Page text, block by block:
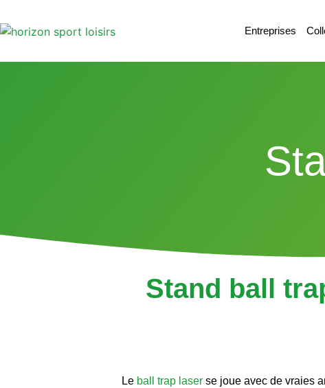
Entreprises
Stand ball
Le ball trap laserse joue avec de vraies